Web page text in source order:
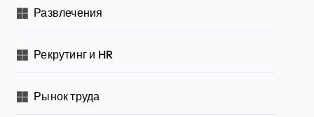
Развлечения
Рекрутинг и HR
Рынок труда